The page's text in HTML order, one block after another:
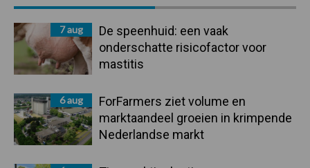
Sidebar
7 aug
De speenhuid: een vaak
onderschatte risicofactor voor
mastitis
6 aug
ForFarmers ziet volume en
marktaandeel groeien in krimpende
Nederlandse markt